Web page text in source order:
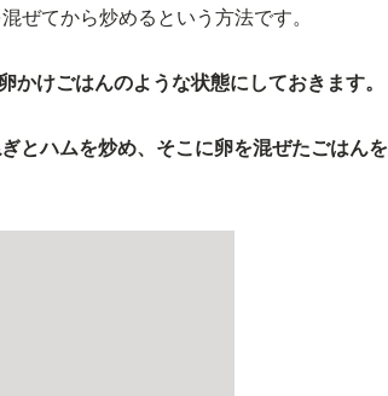
ぜてから炒めるという方法です。
けごはんのような状態にしておきます。
とハムを炒め、そこに卵を混ぜたごはん